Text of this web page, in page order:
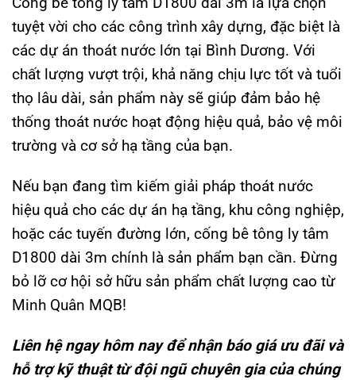
tuyệt vời cho các công trình xây dựng, đặc biệt là
các dự án thoát nước lớn tại Bình Dương. Với
chất lượng vượt trội, khả năng chịu lực tốt và tuổi
thọ lâu dài, sản phẩm này sẽ giúp đảm bảo hệ
thống thoát nước hoạt động hiệu quả, bảo vệ môi
trường và cơ sở hạ tầng của bạn.
Nếu bạn đang tìm kiếm giải pháp thoát nước
hiệu quả cho các dự án hạ tầng, khu công nghiệp,
hoặc các tuyến đường lớn, cống bê tông ly tâm
D1800 dài 3m chính là sản phẩm bạn cần. Đừng
bỏ lỡ cơ hội sở hữu sản phẩm chất lượng cao từ
Minh Quân MQB!
Liên hệ ngay hôm nay để nhận báo giá ưu đãi và
hỗ trợ kỹ thuật từ đội ngũ chuyên gia của chúng